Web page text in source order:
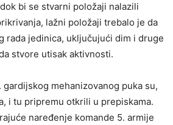
bi se stvarni položaji nalazili
lažni položaji trebalo je da
rada jedinica, uključujući dim i druge
stvore utisak aktivnosti.
mehanizovanog puka su,
i tu pripremu otkrili u prepiskama.
naređenje komande 5. armije